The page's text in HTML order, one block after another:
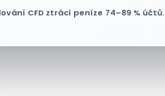
CFD ztrácí peníze 74–89 % účtů.